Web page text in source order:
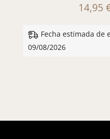
14,95
Fecha estimada de
09/08/2026